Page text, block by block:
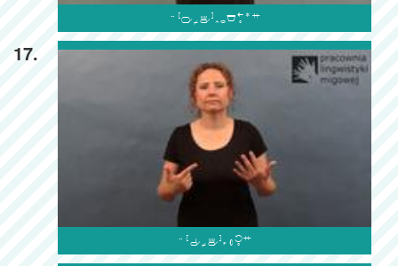

17.
